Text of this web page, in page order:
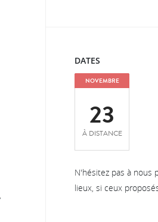
DATES
NOVEMBRE
23
À DISTANCE
N'hésitez pas à nous
lieux, si ceux